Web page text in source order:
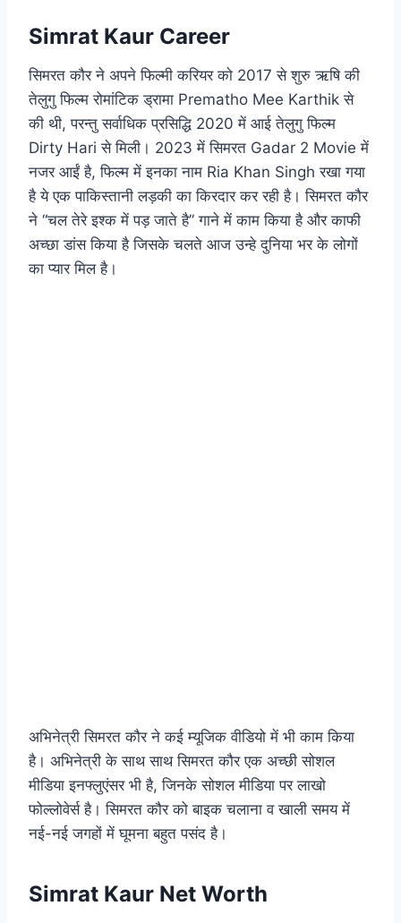
Simrat Kaur Career
सिमरत कौर ने अपने फिल्मी करियर को 2017 से शुरु ऋषि की
तेलुगु फिल्म रोमांटिक ड्रामा Prematho Mee Karthik से
की थी, परन्तु सर्वाधिक प्रसिद्धि 2020 में आई तेलुगु फिल्म
Dirty Hari से मिली। 2023 में सिमरत Gadar 2 Movie में
नजर आईं है, फिल्म में इनका नाम Ria Khan Singh रखा गया
है ये एक पाकिस्तानी लड़की का किरदार कर रही है। सिमरत कौर
ने “चल तेरे इश्क में पड़ जाते है” गाने में काम किया है और काफी
अच्छा डांस किया है जिसके चलते आज उन्हे दुनिया भर के लोगों
का प्यार मिल है।
अभिनेत्री सिमरत कौर ने कई म्यूजिक वीडियो में भी काम किया
है। अभिनेत्री के साथ साथ सिमरत कौर एक अच्छी सोशल
मीडिया इनफ्लुएंसर भी है, जिनके सोशल मीडिया पर लाखो
फोल्लोवेर्स है। सिमरत कौर को बाइक चलाना व खाली समय में
नई-नई जगहों में घूमना बहुत पसंद है।
Simrat Kaur Net Worth